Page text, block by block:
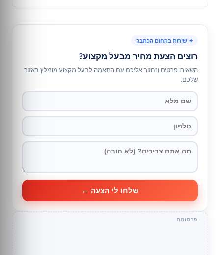
✦ שירות בתחום הכתבה
רוצים הצעת מחיר מבעל מקצוע?
השאירו פרטים ונחזור אליכם עם התאמה לבעל מקצוע מומלץ באזור
שלכם.
שלחו לי הצעה ←